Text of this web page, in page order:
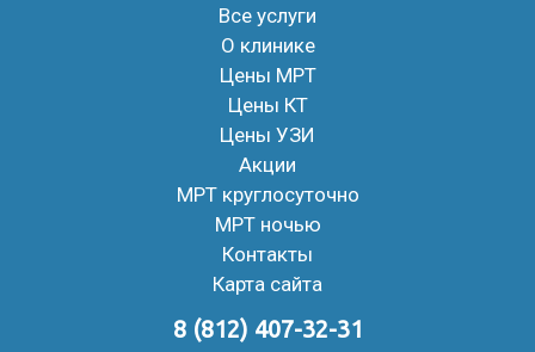
Все услуги
О клинике
Цены МРТ
Цены КТ
Цены УЗИ
Акции
МРТ круглосуточно
МРТ ночью
Контакты
Карта сайта
8 (812) 407-32-31